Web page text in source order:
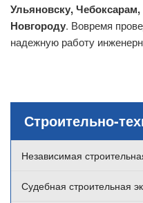
Строительно-
Независимая
Судебная строительная
Ульяновску,
Новгороду. Вовремя
надежную работу